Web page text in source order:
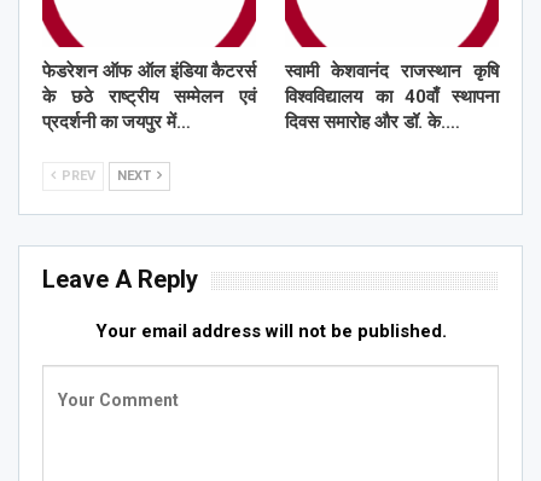
फेडरेशन ऑफ ऑल इंडिया कैटरर्स
के छठे राष्ट्रीय सम्मेलन एवं
प्रदर्शनी का जयपुर में…
स्वामी केशवानंद राजस्थान कृषि
विश्वविद्यालय का 40वाँ स्थापना
दिवस समारोह और डॉ. के.…
PREV NEXT
Leave A Reply
Your email address will not be published.